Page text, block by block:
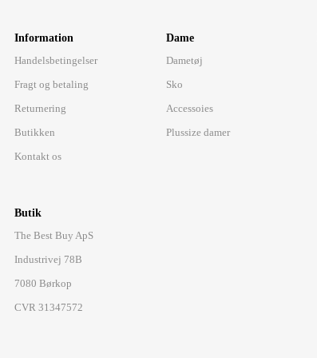
Information
Handelsbetingelser
Fragt og betaling
Returnering
Butikken
Kontakt os
Butik
The Best Buy ApS
Industrivej 78B
7080 Børkop
CVR 31347572
Dame
Dametøj
Sko
Accessoies
Plussize damer